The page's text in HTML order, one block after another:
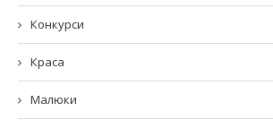
Конкурси
Краса
Малюки